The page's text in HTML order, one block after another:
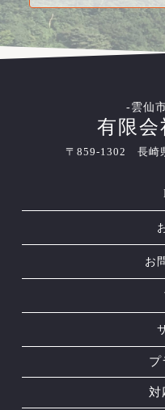
-雲仙
有限会
〒859-1302 長崎
お
プ
対